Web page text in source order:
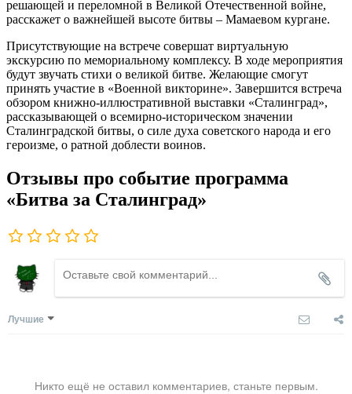
решающей и переломной в Великой Отечественной войне,
расскажет о важнейшей высоте битвы – Мамаевом кургане.
Присутствующие на встрече совершат виртуальную
экскурсию по мемориальному комплексу. В ходе мероприятия
будут звучать стихи о великой битве. Желающие смогут
принять участие в «Военной викторине». Завершится встреча
обзором книжно-иллюстративной выставки «Сталинград»,
рассказывающей о всемирно-историческом значении
Сталинградской битвы, о силе духа советского народа и его
героизме, о ратной доблести воинов.
Отзывы про событие программа
«Битва за Сталинград»
Лучшие
Никто ещё не оставил комментариев, станьте первым.